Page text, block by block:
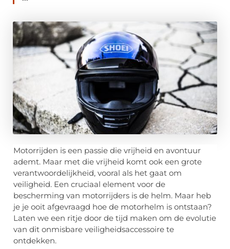
Motorrijden is een passie die vrijheid en avontuur
ademt. Maar met die vrijheid komt ook een grote
verantwoordelijkheid, vooral als het gaat om
veiligheid. Een cruciaal element voor de
bescherming van motorrijders is de helm. Maar heb
je je ooit afgevraagd hoe de motorhelm is ontstaan?
Laten we een ritje door de tijd maken om de evolutie
van dit onmisbare veiligheidsaccessoire te
ontdekken.